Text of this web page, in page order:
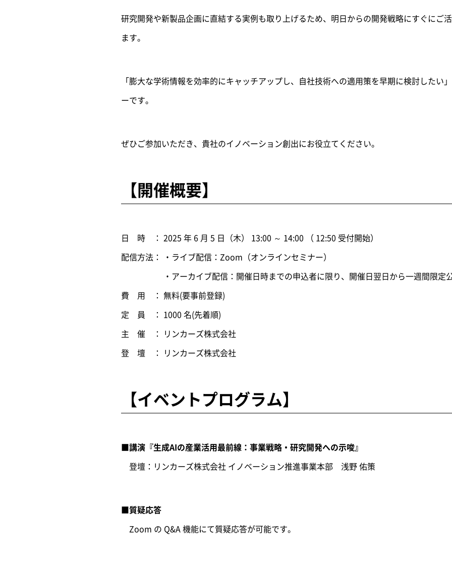
研究開発や新製品企画に直結する実例も取り上げるため、明日からの開発戦略にすぐにご
ます。
「膨大な学術情報を効率的にキャッチアップし、自社技術への適用策を早期に検討したい
ーです。
ぜひご参加いただき、貴社のイノベーション創出にお役立てください。
【開催概要】
日 時 ： 2025 年 6 月 5 日（木） 13:00 ～ 14:00 （ 12:50 受付開始）
配信方法： ・ライブ配信：Zoom（オンラインセミナー）
・アーカイブ配信：開催日時までの申込者に限り、開催日翌日から一週間限定
費 用 ： 無料(要事前登録)
定 員 ： 1000 名(先着順)
主 催 ： リンカーズ株式会社
登 壇 ： リンカーズ株式会社
【イベントプログラム】
■講演『生成AIの産業活用最前線：事業戦略・研究開発への示唆』
登壇：リンカーズ株式会社 イノベーション推進事業本部 浅野 佑策
■質疑応答
Zoom の Q&A 機能にて質疑応答が可能です。